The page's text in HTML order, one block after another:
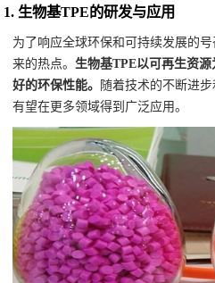
1.生物基TPE的研发与应用
为了响应全球环保和可持续发展的
来的热点。生物基TPE以可再生资
好的环保性能。
随着技术的不断进
有望在更多领域得到广泛应用。